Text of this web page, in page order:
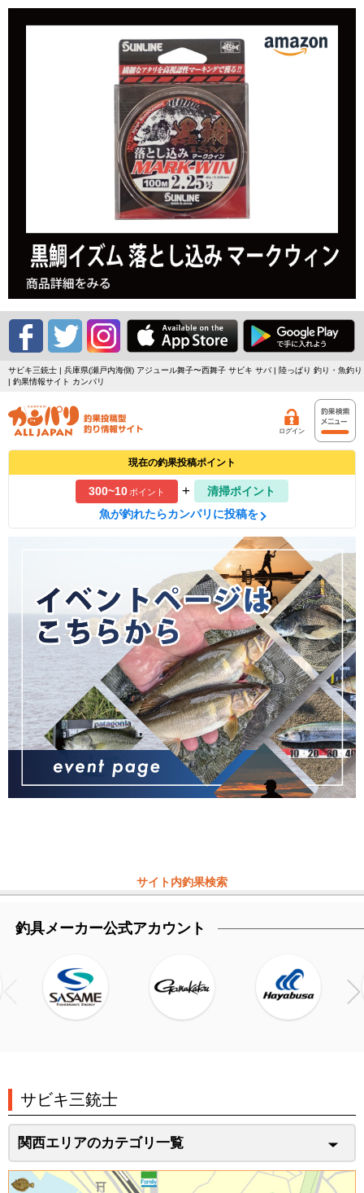
サビキ三銃士 | 兵庫県(瀬戸内海側) アジュール舞子〜西舞子 サビキ サバ | 陸っぱり 釣り・魚釣り
| 釣果情報サイト カンパリ
ログイン
現在の釣果投稿ポイント
300~10ポイント +
清掃ポイント
魚が釣れたらカンパリに投稿を
サイト内釣果検索
釣具メーカー公式アカウント
サビキ三銃士
関西エリアのカテゴリ一覧